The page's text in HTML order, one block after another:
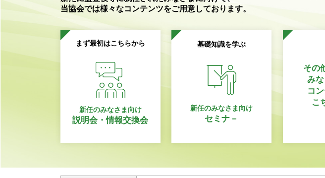
当協会では様々なコンテンツをご用意しております。
まず最初はこちらから
新任のみなさま向け
説明会・情報交換会
基礎知識を学ぶ
新任のみなさま向け
セミナ－
その
み
コ
こ